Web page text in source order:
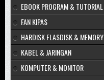
EBOOK PROGRAM & TUTORIAL
FAN KIPAS
HARDISK FLASDISK & MEMORY
KABEL & JARINGAN
KOMPUTER & MONITOR